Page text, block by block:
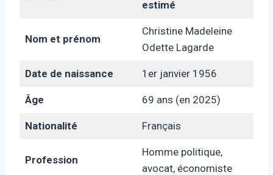
estimé
Nom et prénom
Christine Madeleine
Odette Lagarde
Date de naissance 1er janvier 1956
Âge 69 ans (en 2025)
Nationalité Français
Profession
Homme politique,
avocat, économiste